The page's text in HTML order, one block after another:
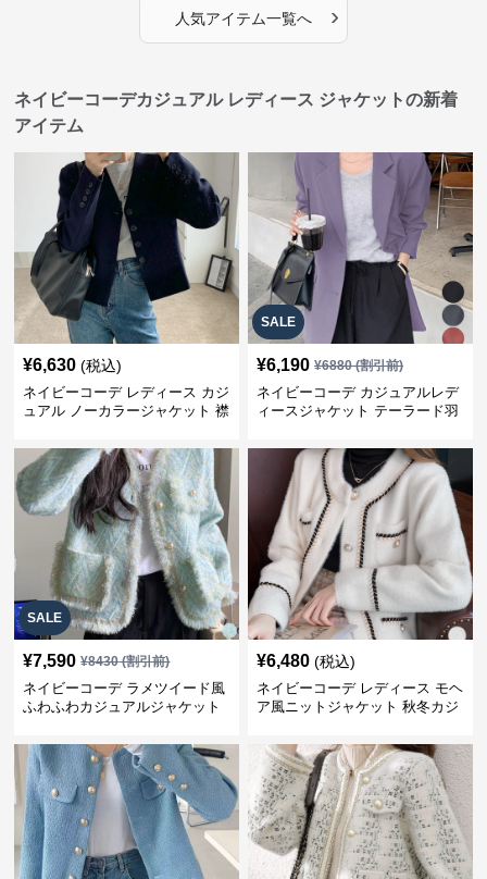
人気アイテム一覧へ ›
ネイビーコーデカジュアル レディース ジャケットの新着
アイテム
¥6,630 (税込)
ネイビーコーデ レディース カジ
ュアル ノーカラージャケット 襟
SALE
¥6,190 ¥6880(割引前)
ネイビーコーデ カジュアルレデ
ィースジャケット テーラード羽
SALE
¥7,590 ¥8430(割引前)
ネイビーコーデ ラメツイード風
ふわふわカジュアルジャケット
¥6,480 (税込)
ネイビーコーデ レディース モヘ
ア風ニットジャケット 秋冬カジ